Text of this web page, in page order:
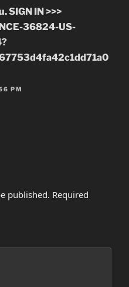
SIGN IN >>>
36824-US-
PM
published. Required